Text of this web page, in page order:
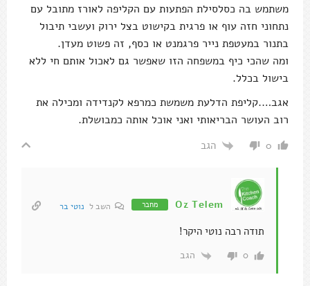
משתמש בה כסלסילת הפתעות עם הקליפה לאורז מתובל עם
נתחוני חזה עוף או פרגית בקישוט בצל ירוק ועשבי תיבול
בתנור במעטפת נייר פרגמנט או כסף, זה פשוט מעדן.
ומה שהכי כיף במשפחה הזו שאפשר גם לאכול אותם חי ללא
בישול בכלל.
אגב….קליפת הדלעת משמשת כמרפא לקנדידה ומכילה את
רוב העושר הבריאותי ואני אוכל אותה כמבושלת.
0 הגב
Oz Telem מחבר השב ל נוטי בר
תודה רבה נוטי היקר!
0 הגב